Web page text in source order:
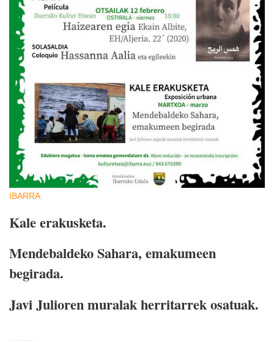
IBARRA
Kale erakusketa.
Mendebaldeko Sahara, emakumeen
begirada.
Javi Julioren muralak herritarrek osatuak.